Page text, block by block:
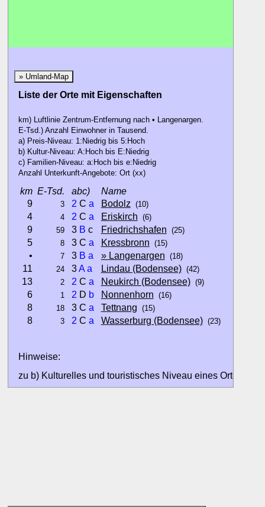
» Umland-Map
Liste der Orte mit Eigenschaften
km) Luftlinie Zentrum-Entfernung nach • Langenargen.
E-Tsd.) Anzahl Einwohner in Tausend.
a) Preis-Niveau: 1:Niedrig bis 5:Hoch
b) Kultur-Niveau: A:Hoch bis E:Niedrig
c) Familien-Niveau: a:Hoch bis e:Niedrig
Anzahl Unterkunft-Angebote: Ort (xx)
km E-Tsd. abc)
Name
9
3 2 C a Bodolz (10)
4 4 2 C a Eriskirch (6)
9 59 3 B c Friedrichshafen (25)
5 8 3 C a Kressbronn (15)
• 7 3 B a » Langenargen (18)
11 24 3A a Lindau (Bodensee) (42)
13 2 2 C a Neukirch (Bodensee) (9)
6 1 2 D b Nonnenhorn (16)
8 18 3 C a Tettnang (15)
8 3 2 C a Wasserburg (Bodensee) (23)
Hinweise:
zu b) Kulturelles und touristisches Niveau eines Ortes